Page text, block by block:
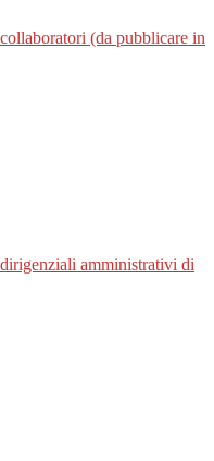
(da pubblicare in
amministrativi di